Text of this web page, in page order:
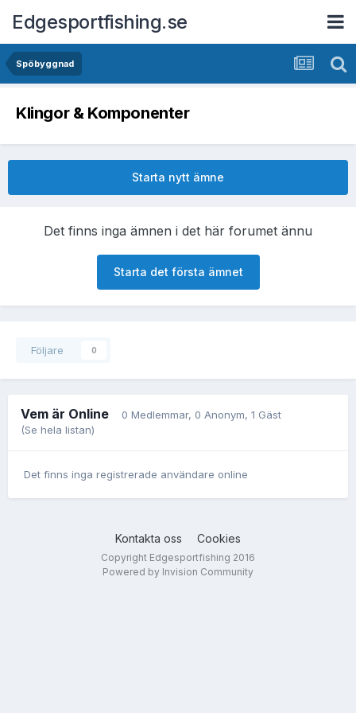
Edgesportfishing.se
Spöbyggnad
Klingor & Komponenter
Starta nytt ämne
Det finns inga ämnen i det här forumet ännu
Starta det första ämnet
Följare 0
Vem är Online 0 Medlemmar, 0 Anonym, 1 Gäst
(Se hela listan)
Det finns inga registrerade användare online
Kontakta oss Cookies
Copyright Edgesportfishing 2016
Powered by Invision Community